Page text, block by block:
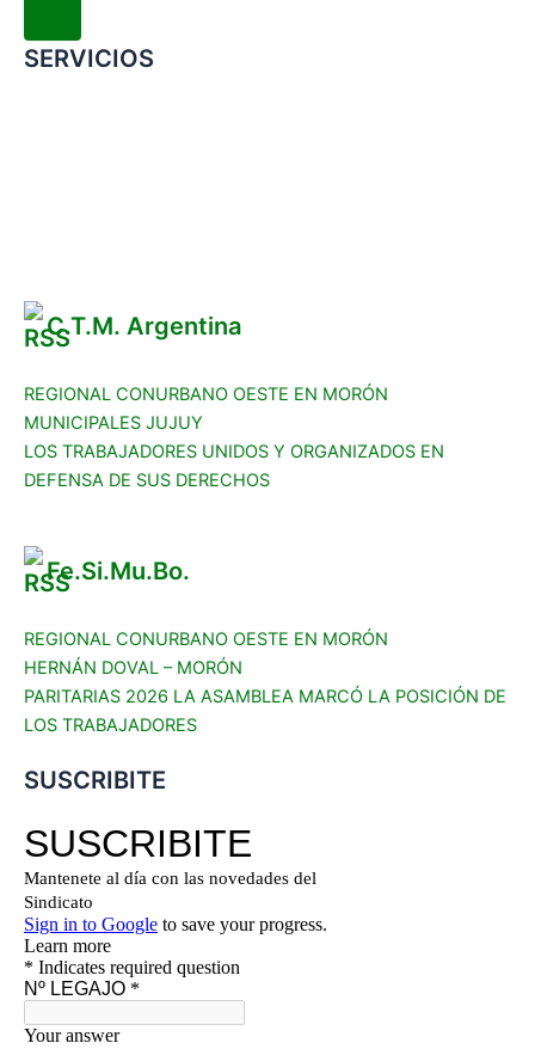
SERVICIOS
C.T.M. Argentina
REGIONAL CONURBANO OESTE EN MORÓN
MUNICIPALES JUJUY
LOS TRABAJADORES UNIDOS Y ORGANIZADOS EN
DEFENSA DE SUS DERECHOS
Fe.Si.Mu.Bo.
REGIONAL CONURBANO OESTE EN MORÓN
HERNÁN DOVAL – MORÓN
PARITARIAS 2026 LA ASAMBLEA MARCÓ LA POSICIÓN DE
LOS TRABAJADORES
SUSCRIBITE